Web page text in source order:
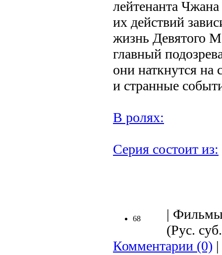
лейтенанта
их действий
жизнь Девятого
главный
они наткнутся на
и странные
В ролях:
Серия состоит из:
68
|
(Рус.
Комментарии (0) |